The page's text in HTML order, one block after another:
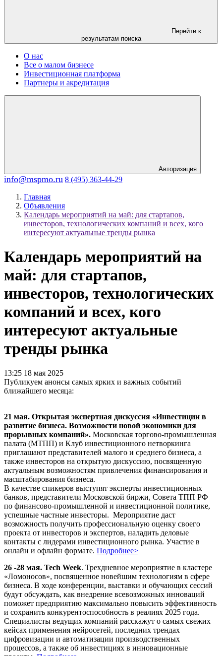
Перейти к
результатам поиска
О нас
Все о малом бизнесе
Инвестиционная платформа
Партнеры и акредитация
Авторизация
info@mspmo.ru 8 (495) 363-44-29
Главная
Объявления
Календарь мероприятий на май: для стартапов,
инвесторов, технологических компаний и всех, кого
интересуют актуальные тренды рынка
Календарь мероприятий на
май: для стартапов,
инвесторов, технологических
компаний и всех, кого
интересуют актуальные
тренды рынка
13:25 18 мая 2025
Публикуем анонсы самых ярких и важных событий
ближайшего месяца:
21 мая. Открытая экспертная дискуссия «Инвестиции в
развитие бизнеса. Возможности новой экономики для
прорывных компаний». Московская торгово-промышленная
палата (МТПП) и Клуб инвестиционного нетворкинга
приглашают представителей малого и среднего бизнеса, а
также инвесторов на открытую дискуссию, посвященную
актуальным возможностям привлечения финансирования и
масштабирования бизнеса.
В качестве спикеров выступят эксперты инвестиционных
банков, представители Московской биржи, Совета ТПП РФ
по финансово-промышленной и инвестиционной политике,
успешные частные инвесторы. Мероприятие даст
возможность получить профессиональную оценку своего
проекта от инвесторов и экспертов, наладить деловые
контакты с лидерами инвестиционного рынка. Участие в
онлайн и офлайн формате. Подробнее>
26 -28 мая. Tech Week. Трехдневное мероприятие в кластере
«Ломоносов», посвященное новейшим технологиям в сфере
бизнеса. В ходе конференции, выставки и обучающих сессий
будут обсуждать, как внедрение всевозможных инноваций
поможет предприятию максимально повысить эффективность
и сохранить конкурентоспособность в реалиях 2025 года.
Специалисты ведущих компаний расскажут о самых свежих
кейсах применения нейросетей, последних трендах
цифровизации и автоматизации производственных
процессов, а также об инвестициях в инновационные